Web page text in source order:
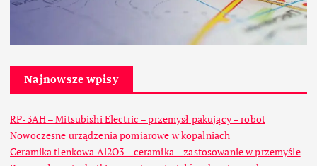
Najnowsze wpisy
RP-3AH – Mitsubishi Electric – przemysł pakujący – robot
Nowoczesne urządzenia pomiarowe w kopalniach
Ceramika tlenkowa Al2O3 – ceramika – zastosowanie w przemyśle